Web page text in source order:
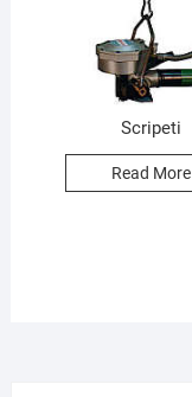
Scripeti
Read More